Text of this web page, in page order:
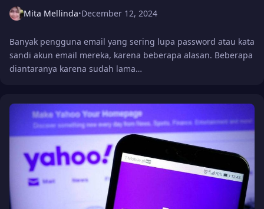
Mita Mellinda•December 12, 2024
Banyak pengguna email yang sering lupa password atau kata
sandi akun email mereka, karena beberapa alasan. Beberapa
diantaranya karena sudah lama…